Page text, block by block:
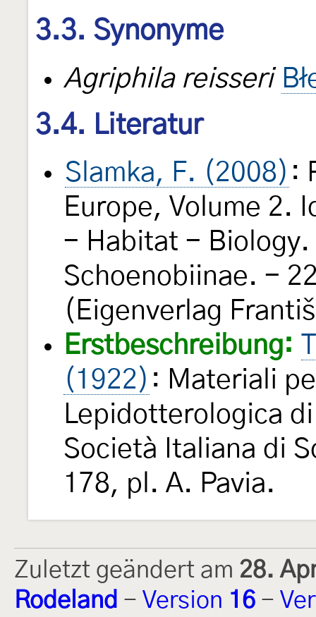
3.3. Synonyme
Agriphila reisseri
3.4. Literatur
Slamka, F. (2008) :
Europe, Volume 2.
- Habitat - Biology.
Schoenobiinae. -
(Eigenverlag
Erstbeschreibung:
(1922) : Materiali
Lepidotterologica
Società Italiana di
178, pl. A. Pavia.
Zuletzt geändert am 28.
Rodeland - Version 16 -